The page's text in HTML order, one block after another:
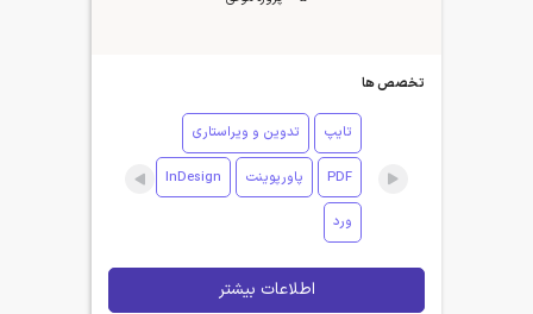
تخصص ها
تایپ تدوین و ویراستاری
PDF پاورپوینت InDesign
ورد
اطلاعات بیشتر